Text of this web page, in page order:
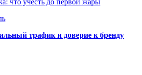
трафик и доверие к бренду